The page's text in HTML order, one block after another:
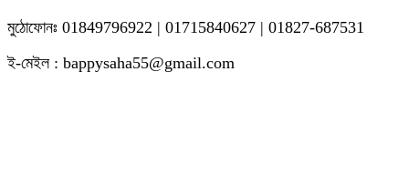
মুঠোফোনঃ 01849796922 | 01715840627 | 01827-687531
ই-মেইল : bappysaha55@gmail.com